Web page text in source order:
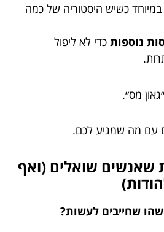
כשיש היסטוריה של כמה
נוספות כדי לא ליפול
מס״.
עם מה שמגיע לכם.
שאנשים שואלים (ואף
שחייבים לעשות?